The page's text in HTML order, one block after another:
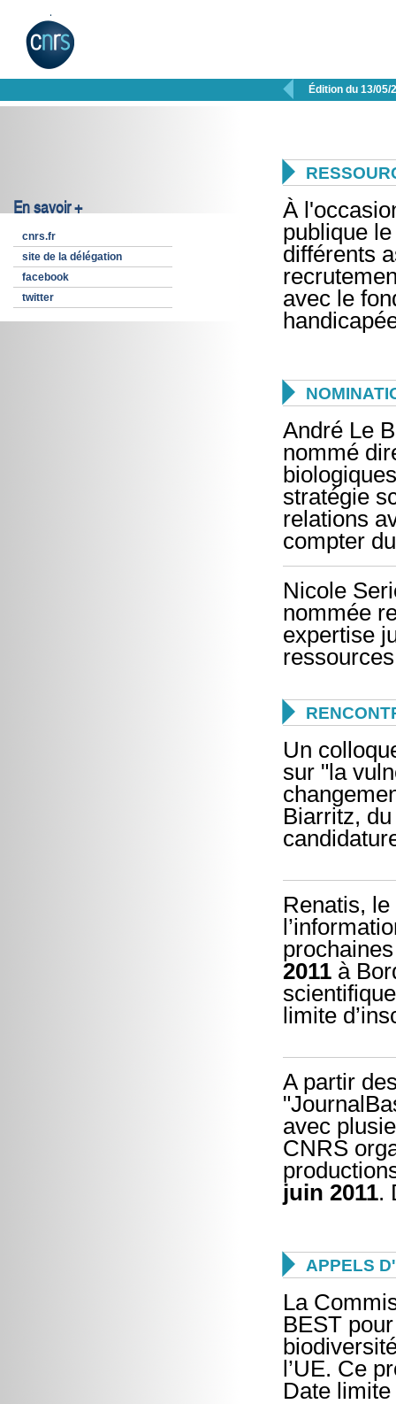
 Édition du 13/05/
En savoir +
cnrs.fr
site de la délégation
facebook
twitter

À
publique
différents
avec le

André Le
nommé
stratégie
relations
compter
Nicole
nommée
expertise

Un
sur "la
Biarritz,
Renatis,
2011 à
limite
A partir
avec
CNRS
juin 2011.
 APPELS
La
BEST
l’UE. Ce
Date